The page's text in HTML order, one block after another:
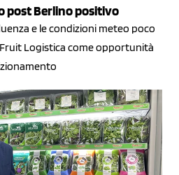
post Berlino positivo
e le condizioni meteo poco
Logistica come opportunità